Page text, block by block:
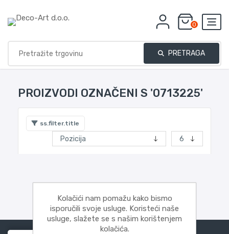
0
PRETRAGA
PROIZVODI OZNAČENI S '0713225'
ss.filter.title
Kolačići nam pomažu kako bismo
isporučili svoje usluge. Koristeći naše
usluge, slažete se s našim korištenjem
kolačića.